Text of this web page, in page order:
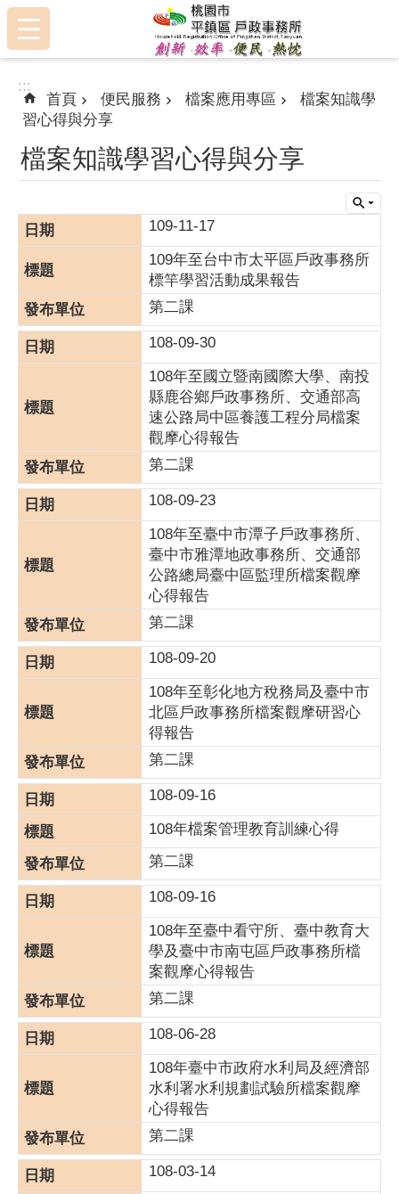
跳到主要內容區塊
:::
:::
首頁 便民服務 檔案應用專區
檔案知識學
習心得與分享
檔案知識學習心得與分享
109-11-17
109年至台中市太平區戶政事務所
標竿學習活動成果報告
第二課
108-09-30
108年至國立暨南國際大學、南投
縣鹿谷鄉戶政事務所、交通部高
速公路局中區養護工程分局檔案
觀摩心得報告
第二課
108-09-23
108年至臺中市潭子戶政事務所、
臺中市雅潭地政事務所、交通部
公路總局臺中區監理所檔案觀摩
心得報告
第二課
108-09-20
108年至彰化地方稅務局及臺中市
北區戶政事務所檔案觀摩研習心
得報告
第二課
108-09-16
108年檔案管理教育訓練心得
第二課
108-09-16
108年至臺中看守所、臺中教育大
學及臺中市南屯區戶政事務所檔
案觀摩心得報告
第二課
108-06-28
108年臺中市政府水利局及經濟部
水利署水利規劃試驗所檔案觀摩
心得報告
第二課
108-03-14